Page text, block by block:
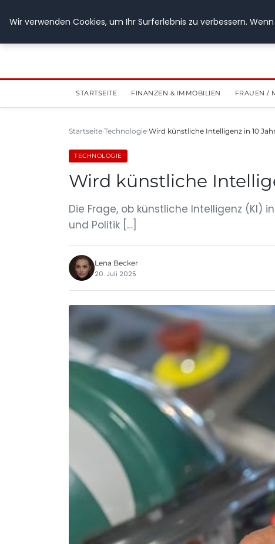
STARTSEITE FINANZEN & IMMOBILIEN FRAUEN /
Startseite Technologie Wird künstliche Intelligenz in 10
TECHNOLOGIE
Wird künstliche
Die Frage, ob künstliche Intelligenz
und Politik […]
Lena Becker
20. Juli 2025
Wir verwenden Cookies, um Ihr Surferlebnis zu verbessern.